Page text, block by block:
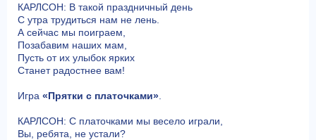
КАРЛСОН: В такой праздничный день
С утра трудиться нам не лень.
А сейчас мы поиграем,
Позабавим наших мам,
Пусть от их улыбок ярких
Станет радостнее вам!
Игра «Прятки с платочками»
КАРЛСОН: С платочками мы весело играли,
Вы, ребята, не устали?